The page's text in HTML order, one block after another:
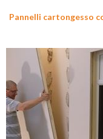
Pannelli cartongesso